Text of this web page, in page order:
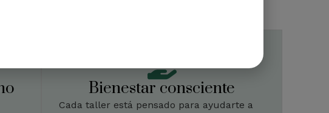
a sentirte mejor.
Bienestar consciente
Cada taller está pensado para ayudarte a